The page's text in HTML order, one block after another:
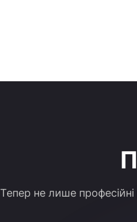
Тепер не лише